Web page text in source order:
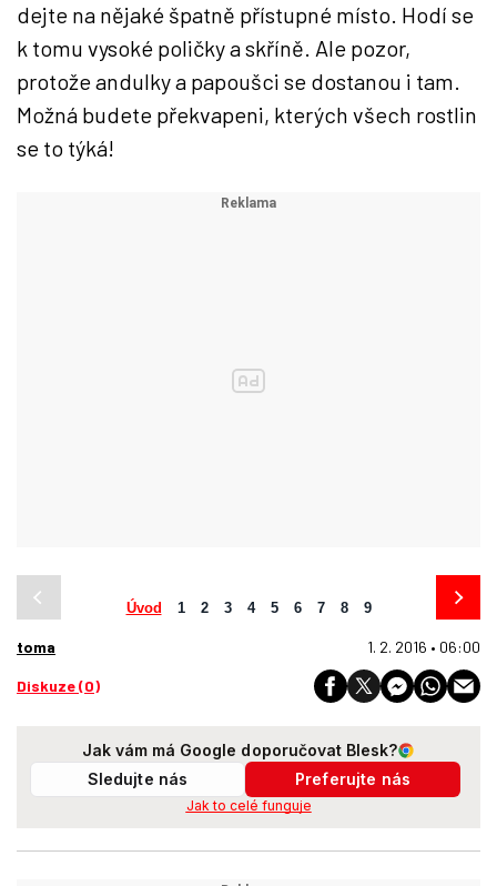
dejte na nějaké špatně přístupné místo. Hodí se
k tomu vysoké poličky a skříně. Ale pozor,
protože andulky a papoušci se dostanou i tam.
Možná budete překvapeni, kterých všech rostlin
se to týká!
Úvod 1 2 3 4 5 6 7 8 9
toma 1. 2. 2016 • 06:00
Diskuze (0)
Jak vám má Google doporučovat Blesk?
Sledujte nás
Preferujte nás
Jak to celé funguje